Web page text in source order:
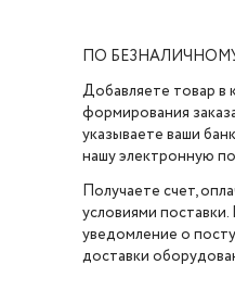
ПО
Добавляете товар в
формирования
указываете ваши
нашу электронную
Получаете счет,
условиями
уведомление о
доставки